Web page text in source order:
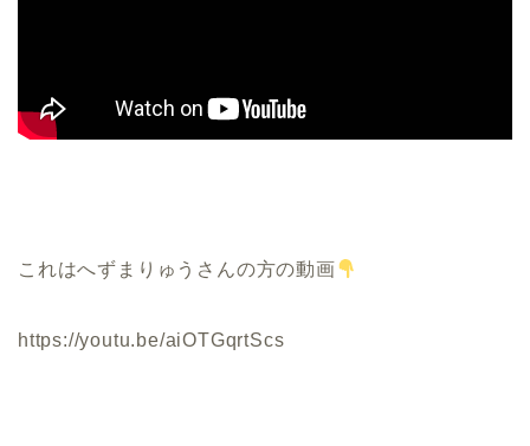
これはへずまりゅうさんの方の動画
https://youtu.be/aiOTGqrtScs